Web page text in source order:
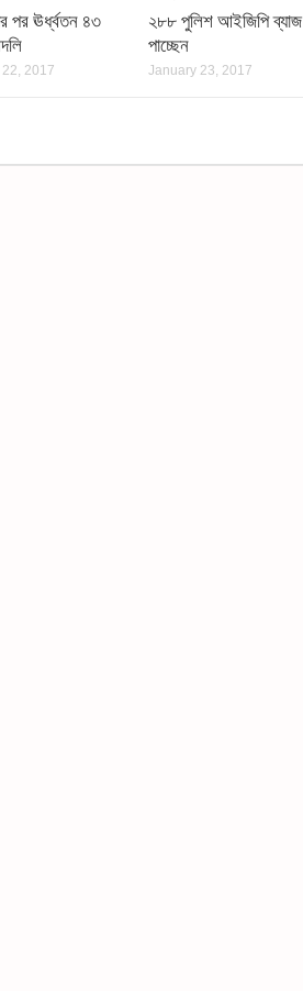
পর ঊর্ধ্বতন ৪৩
2017
২৮৮ পুলিশ আইজিপি ব্যাজ
পাচ্ছেন
January 23, 2017